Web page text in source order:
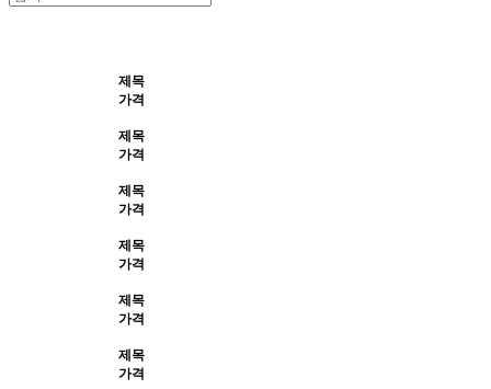
제목
가격
제목
가격
제목
가격
제목
가격
제목
가격
제목
가격